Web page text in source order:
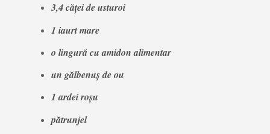
3,4 căței de usturoi
1 iaurt mare
o lingură cu amidon alimentar
un gălbenuș de ou
1 ardei roșu
pătrunjel